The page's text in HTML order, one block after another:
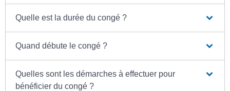
Quelle est la durée du congé ?
Quand débute le congé ?
Quelles sont les démarches à effectuer pour
bénéficier du congé ?